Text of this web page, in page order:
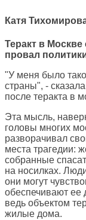
Катя
Теракт в
провал
"У меня было
страны", -
после теракта в
Эта мысль,
головы многих
разворачивал
места трагедии:
собранные
на носилках.
они могут
обеспечивают ее
ведь объектом
жилые дома.